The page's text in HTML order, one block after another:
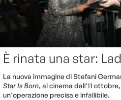
È rinata una star:
La nuova immagine di Stefani
Star Is Born, al cinema dall'11
un'operazione precisa e infallibile.